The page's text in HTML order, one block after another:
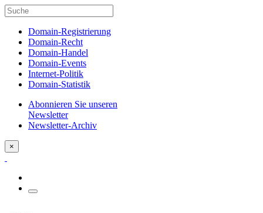
Domain-Registrierung
Domain-Recht
Domain-Handel
Domain-Events
Internet-Politik
Domain-Statistik
Abonnieren Sie unseren
Newsletter
Newsletter-Archiv
×